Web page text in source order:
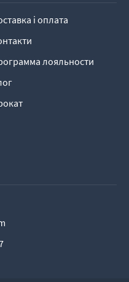
і оплата
лояльности